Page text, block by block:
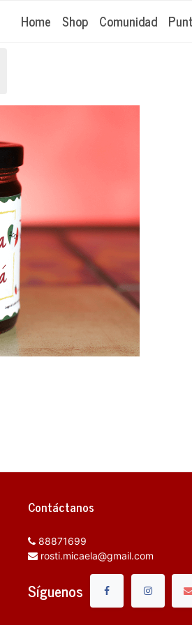
Home Shop Comunidad
Contáctanos
88871699
rosti.micaela@gmail.com
Síguenos